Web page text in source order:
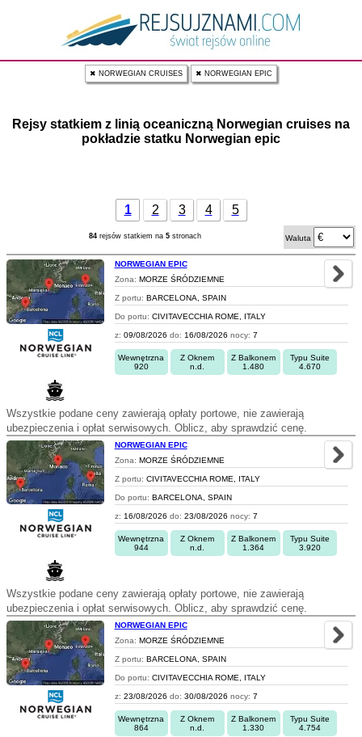
✖ NORWEGIAN CRUISES ✖ NORWEGIAN EPIC
Rejsy statkiem z linią oceaniczną Norwegian cruises na
pokładzie statku Norwegian epic
1 2 3 4 5
84 rejsów statkiem na 5 stronach Waluta
NORWEGIAN EPIC
Zona: MORZE ŚRÓDZIEMNE
Z portu: BARCELONA, SPAIN
Do portu: CIVITAVECCHIA ROME, ITALY
z: 09/08/2026 do: 16/08/2026 nocy: 7
Wewnętrzna
920
Z Oknem
n.d.
Z Balkonem
1.480
Typu Suite
4.670
Wszystkie podane ceny zawierają opłaty portowe, nie zawierają
ubezpieczenia i opłat serwisowych. Oblicz, aby sprawdzić cenę.
NORWEGIAN EPIC
Zona: MORZE ŚRÓDZIEMNE
Z portu: CIVITAVECCHIA ROME, ITALY
Do portu: BARCELONA, SPAIN
z: 16/08/2026 do: 23/08/2026 nocy: 7
Wewnętrzna
944
Z Oknem
n.d.
Z Balkonem
1.364
Typu Suite
3.920
Wszystkie podane ceny zawierają opłaty portowe, nie zawierają
ubezpieczenia i opłat serwisowych. Oblicz, aby sprawdzić cenę.
NORWEGIAN EPIC
Zona: MORZE ŚRÓDZIEMNE
Z portu: BARCELONA, SPAIN
Do portu: CIVITAVECCHIA ROME, ITALY
z: 23/08/2026 do: 30/08/2026 nocy: 7
Wewnętrzna
864
Z Oknem
n.d.
Z Balkonem
1.330
Typu Suite
4.754